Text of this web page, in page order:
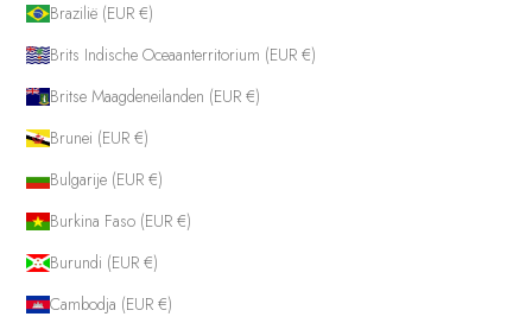
Brazilië (EUR €)
Brits Indische Oceaanterritorium (EUR €)
Britse Maagdeneilanden (EUR €)
Brunei (EUR €)
Bulgarije (EUR €)
Burkina Faso (EUR €)
Burundi (EUR €)
Cambodja (EUR €)